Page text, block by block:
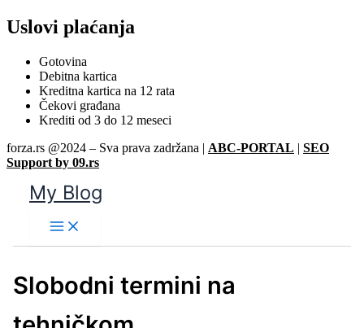
Uslovi plaćanja
Gotovina
Debitna kartica
Kreditna kartica na 12 rata
Čekovi građana
Krediti od 3 do 12 meseci
forza.rs @2024 – Sva prava zadržana | ABC-PORTAL | SEO
Support by 09.rs